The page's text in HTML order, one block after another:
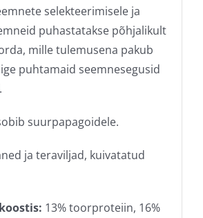
selekteerimisele ja
puhastatakse põhjalikult
mille tulemusena pakub
puhtamaid seemnesegusid
suurpapagoidele.
ja teraviljad, kuivatatud
13% toorproteiin, 16%